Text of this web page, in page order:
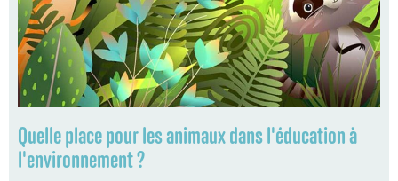
Quelle place pour les animaux dans l'éducation à
l'environnement ?